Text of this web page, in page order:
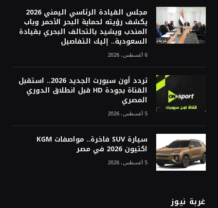
مجلس القيادة الرئاسي اليمني 2026
يكشف رؤيته لحماية البحر الأحمر وباب
المندب ويشيد بالتحالف البحري بقيادة
السعودية.. إليك التفاصيل
6 أغسطس، 2026
تردد أون سبورت الجديد 2026.. استقبل
القناة بجودة HD قبل انطلاق الدوري
المصري
5 أغسطس، 2026
سيارة SUV فاخرة.. مواصفات KGM
اكتيون 2026 في مصر
5 أغسطس، 2026
غربة نيوز